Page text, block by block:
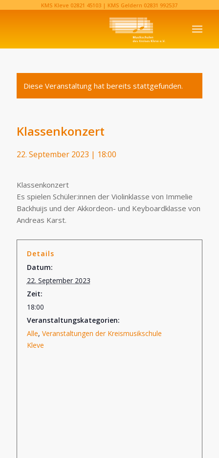
KMS Kleve 02821 45103‬ | KMS Geldern 02831 992537‬
Diese Veranstaltung hat bereits stattgefunden.
Klassenkonzert
22. September 2023 | 18:00
Klassenkonzert
Es spielen Schüler:innen der Violinklasse von Immelie
Backhuijs und der Akkordeon- und Keyboardklasse von
Andreas Karst.
Details
Datum:
22. September 2023
Zeit:
18:00
Veranstaltungskategorien:
Alle, Veranstaltungen der Kreismusikschule
Kleve